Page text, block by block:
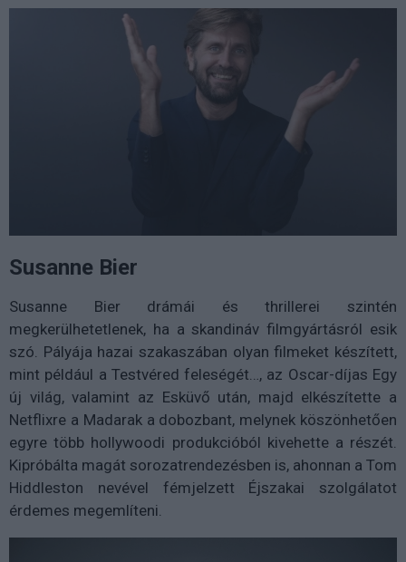
Susanne Bier
Susanne Bier drámái és thrillerei szintén
megkerülhetetlenek, ha a skandináv filmgyártásról esik
szó. Pályája hazai szakaszában olyan filmeket készített,
mint például a Testvéred feleségét…, az Oscar-díjas Egy
új világ, valamint az Esküvő után, majd elkészítette a
Netflixre a Madarak a dobozbant, melynek köszönhetően
egyre több hollywoodi produkcióból kivehette a részét.
Kipróbálta magát sorozatrendezésben is, ahonnan a Tom
Hiddleston nevével fémjelzett Éjszakai szolgálatot
érdemes megemlíteni.